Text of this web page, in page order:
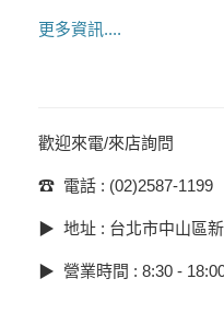
更多資訊....
歡迎來電/來店詢問
☎︎ 電話 : (02)2587-1199
▶︎ 地址 : 台北市中山區
▶︎ 營業時間 : 8:30 -